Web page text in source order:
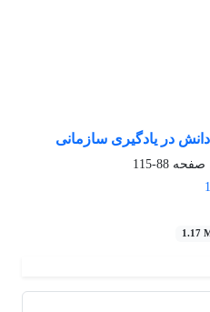
در یادگیری سازمانی
88-115
1.17